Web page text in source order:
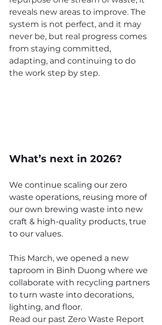
reveals new areas to improve. The
system is not perfect, and it may
never be, but real progress comes
from staying committed,
adapting, and continuing to do
the work step by step.
What’s next in 2026?
We continue scaling our zero
waste operations, reusing more of
our own brewing waste into new
craft & high-quality products, true
to our values.
This March, we opened a new
taproom in Binh Duong where we
collaborate with recycling partners
to turn waste into decorations,
lighting, and floor.
Read our past Zero Waste Report